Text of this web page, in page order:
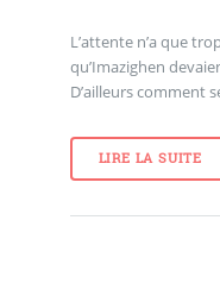
L’attente n’a que
qu’Imazighen
D’ailleurs comment
LIRE LA SUITE